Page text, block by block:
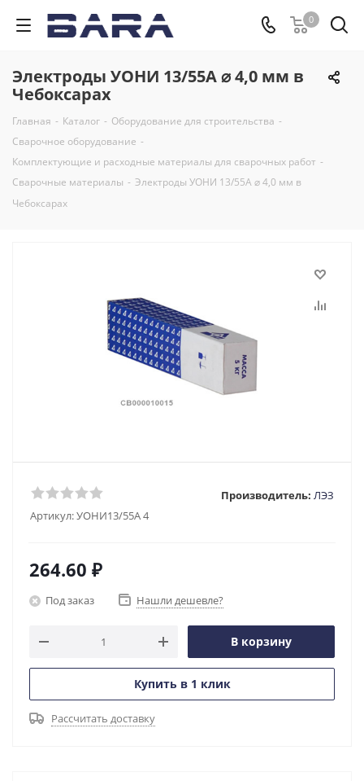
0
Электроды УОНИ 13/55А ⌀ 4,0 мм в
Чебоксарах
Главная - Каталог - Оборудование для строительства -
Сварочное оборудование -
Комплектующие и расходные материалы для сварочных работ -
Сварочные материалы - Электроды УОНИ 13/55А ⌀ 4,0 мм в
Чебоксарах
Артикул:УОНИ13/55А 4
Производитель: ЛЭЗ
264.60 ₽
Под заказ Нашли дешевле?
В корзину
Купить в 1 клик
Рассчитать доставку